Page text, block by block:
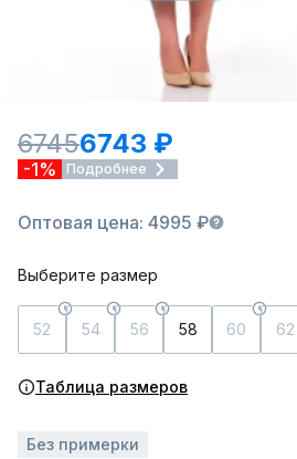
67456743 ₽
-1% Подробнее
Оптовая цена: 4995 ₽
Выберите размер
52 54 56 58 60 62
Таблица размеров
Без примерки